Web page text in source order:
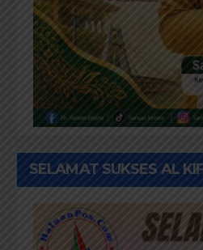
SELAMAT SUKSES AL